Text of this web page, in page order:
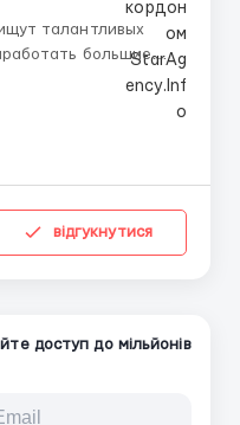
талантливых
большие
ожидать от работы в
відгукнутися
доступ до мільйонів